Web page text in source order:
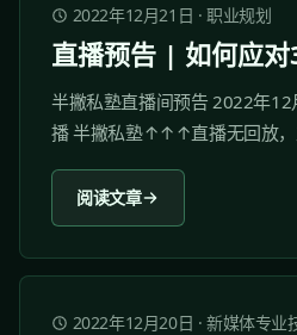
2022年12月21日 ·职业规划
直播预告 | 如何应对
半撇私塾直播间预告 2022年
播 半撇私塾↑↑↑直播无回放
https://www.zhihu.com/video/
阅读文章
2022年12月20日 ·新媒体专业